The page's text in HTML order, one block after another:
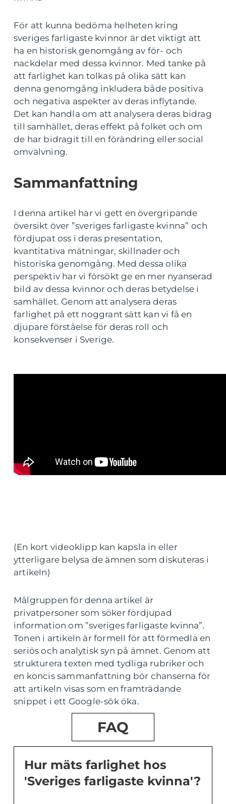
För att kunna bedöma helheten kring
sveriges farligaste kvinnor är det viktigt att
ha en historisk genomgång av för- och
nackdelar med dessa kvinnor. Med tanke på
att farlighet kan tolkas på olika sätt kan
denna genomgång inkludera både positiva
och negativa aspekter av deras inflytande.
Det kan handla om att analysera deras bidrag
till samhället, deras effekt på folket och om
de har bidragit till en förändring eller social
omvälvning.
Sammanfattning
I denna artikel har vi gett en övergripande
översikt över ”sveriges farligaste kvinna” och
fördjupat oss i deras presentation,
kvantitativa mätningar, skillnader och
historiska genomgång. Med dessa olika
perspektiv har vi försökt ge en mer nyanserad
bild av dessa kvinnor och deras betydelse i
samhället. Genom att analysera deras
farlighet på ett noggrant sätt kan vi få en
djupare förståelse för deras roll och
konsekvenser i Sverige.
(En kort videoklipp kan kapsla in eller
ytterligare belysa de ämnen som diskuteras i
artikeln)
Målgruppen för denna artikel är
privatpersoner som söker fördjupad
information om ”sveriges farligaste kvinna”.
Tonen i artikeln är formell för att förmedla en
seriös och analytisk syn på ämnet. Genom att
strukturera texten med tydliga rubriker och
en koncis sammanfattning bör chanserna för
att artikeln visas som en framträdande
snippet i ett Google-sök öka.
FAQ
Hur mäts farlighet hos
'Sveriges farligaste kvinna'?